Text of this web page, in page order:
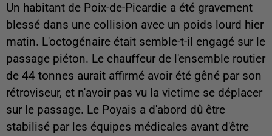
Un habitant de Poix-de-Picardie a été gravement
blessé dans une collision avec un poids lourd hier
matin. L'octogénaire était semble-t-il engagé sur le
passage piéton. Le chauffeur de l'ensemble routier
de 44 tonnes aurait affirmé avoir été gêné par son
rétroviseur, et n'avoir pas vu la victime se déplacer
sur le passage. Le Poyais a d'abord dû être
stabilisé par les équipes médicales avant d'être